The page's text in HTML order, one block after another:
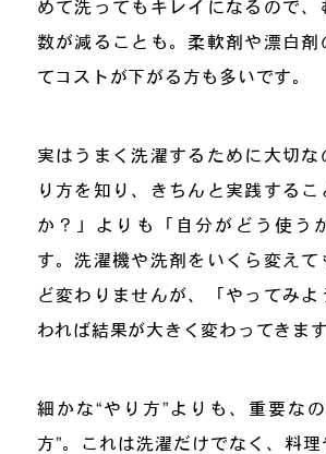
めて洗ってもキレイになるので、
数が減ることも。柔軟剤や漂白剤
てコストが下がる方も多いです。
実はうまく洗濯するために大切な
り方を知り、きちんと実践するこ
か？」よりも「自分がどう使う
す。洗濯機や洗剤をいくら変えて
ど変わりませんが、「やってみ
われば結果が大きく変わってきます
細かな“やり方”よりも、重要な
方”。これは洗濯だけでなく、料